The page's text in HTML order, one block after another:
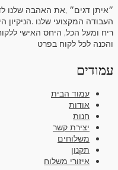
״איתן דגים״ ,את האהבה שלנו
העבודה המקצועי שלנו .הניקיון
ריח ומעל הכל, היחס האישי
והכנה לכל לקוח בפרט
עמודים
עמוד הבית
אודות
חנות
יצירת קשר
משלוחים
תקנון
איזורי משלוח